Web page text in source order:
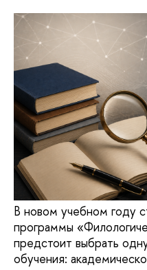
В новом учебном году
программы
предстоит выбрать
обучения: